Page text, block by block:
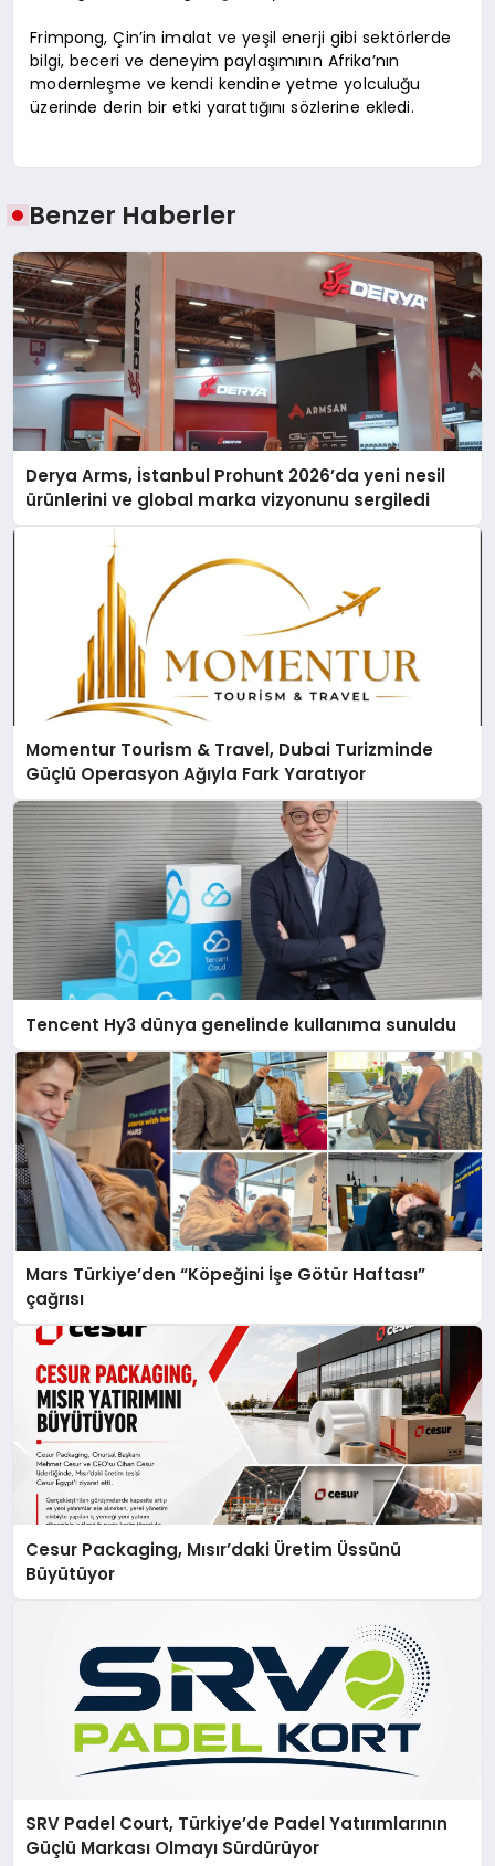
Frimpong, Çin’in imalat ve yeşil enerji gibi sektörlerde
bilgi, beceri ve deneyim paylaşımının Afrika’nın
modernleşme ve kendi kendine yetme yolculuğu
üzerinde derin bir etki yarattığını sözlerine ekledi.
Benzer Haberler
Derya Arms, İstanbul Prohunt 2026’da yeni nesil
ürünlerini ve global marka vizyonunu sergiledi
Momentur Tourism & Travel, Dubai Turizminde
Güçlü Operasyon Ağıyla Fark Yaratıyor
Tencent Hy3 dünya genelinde kullanıma sunuldu
Mars Türkiye’den “Köpeğini İşe Götür Haftası”
çağrısı
Cesur Packaging, Mısır’daki Üretim Üssünü
Büyütüyor
SRV Padel Court, Türkiye’de Padel Yatırımlarının
Güçlü Markası Olmayı Sürdürüyor